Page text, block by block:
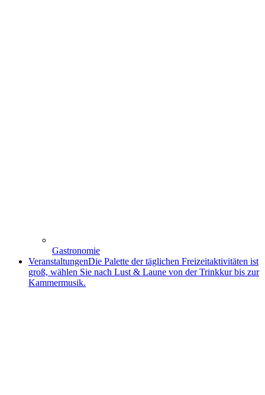
Gastronomie
VeranstaltungenDie Palette der täglichen Freizeitaktivitäten ist
groß, wählen Sie nach Lust & Laune von der Trinkkur bis zur
Kammermusik.